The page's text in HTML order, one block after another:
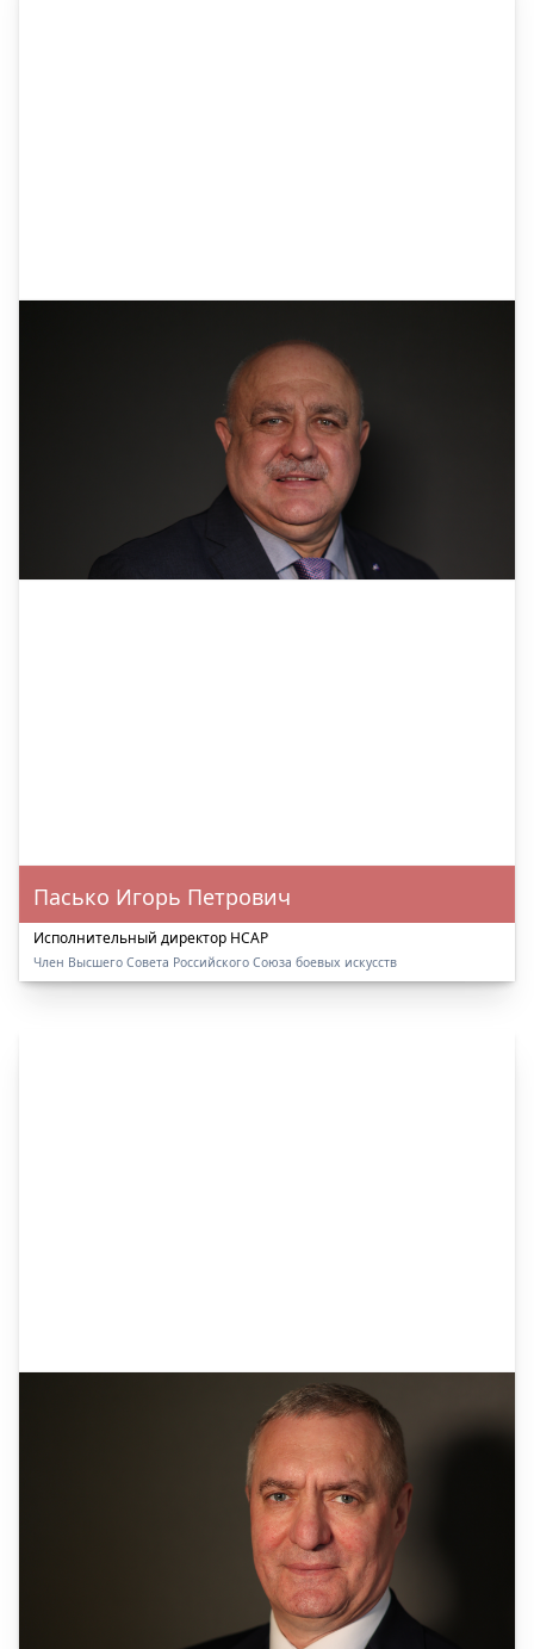
Пасько Игорь Петрович
Исполнительный директор НСАР
Член Высшего Совета Российского Союза боевых искусств